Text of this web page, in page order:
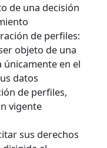
de una decisión
de perfiles:
objeto de una
únicamente en el
datos
de perfiles,
vigente
sus derechos